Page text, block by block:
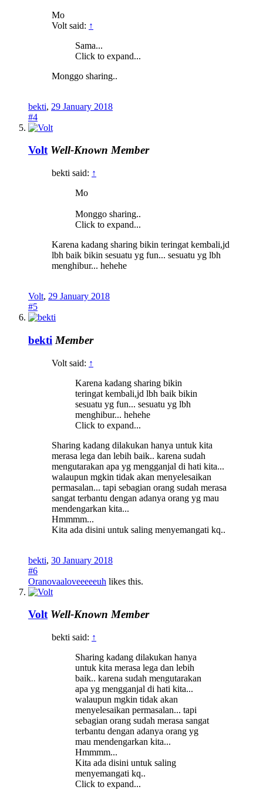
Mo
Volt said: ↑
Sama...
Click to expand...
Monggo sharing..
bekti, 29 January 2018
#4
Volt Well-Known Member
bekti said: ↑
Mo
Monggo sharing..
Click to expand...
Karena kadang sharing bikin teringat kembali,jd
lbh baik bikin sesuatu yg fun... sesuatu yg lbh
menghibur... hehehe
Volt, 29 January 2018
#5
bekti Member
Volt said: ↑
Karena kadang sharing bikin
teringat kembali,jd lbh baik bikin
sesuatu yg fun... sesuatu yg lbh
menghibur... hehehe
Click to expand...
Sharing kadang dilakukan hanya untuk kita
merasa lega dan lebih baik.. karena sudah
mengutarakan apa yg mengganjal di hati kita...
walaupun mgkin tidak akan menyelesaikan
permasalan... tapi sebagian orang sudah merasa
sangat terbantu dengan adanya orang yg mau
mendengarkan kita...
Hmmmm...
Kita ada disini untuk saling menyemangati kq..
bekti, 30 January 2018
#6
Oranovaaloveeeeeuh likes this.
Volt Well-Known Member
bekti said: ↑
Sharing kadang dilakukan hanya
untuk kita merasa lega dan lebih
baik.. karena sudah mengutarakan
apa yg mengganjal di hati kita...
walaupun mgkin tidak akan
menyelesaikan permasalan... tapi
sebagian orang sudah merasa sangat
terbantu dengan adanya orang yg
mau mendengarkan kita...
Hmmmm...
Kita ada disini untuk saling
menyemangati kq..
Click to expand...